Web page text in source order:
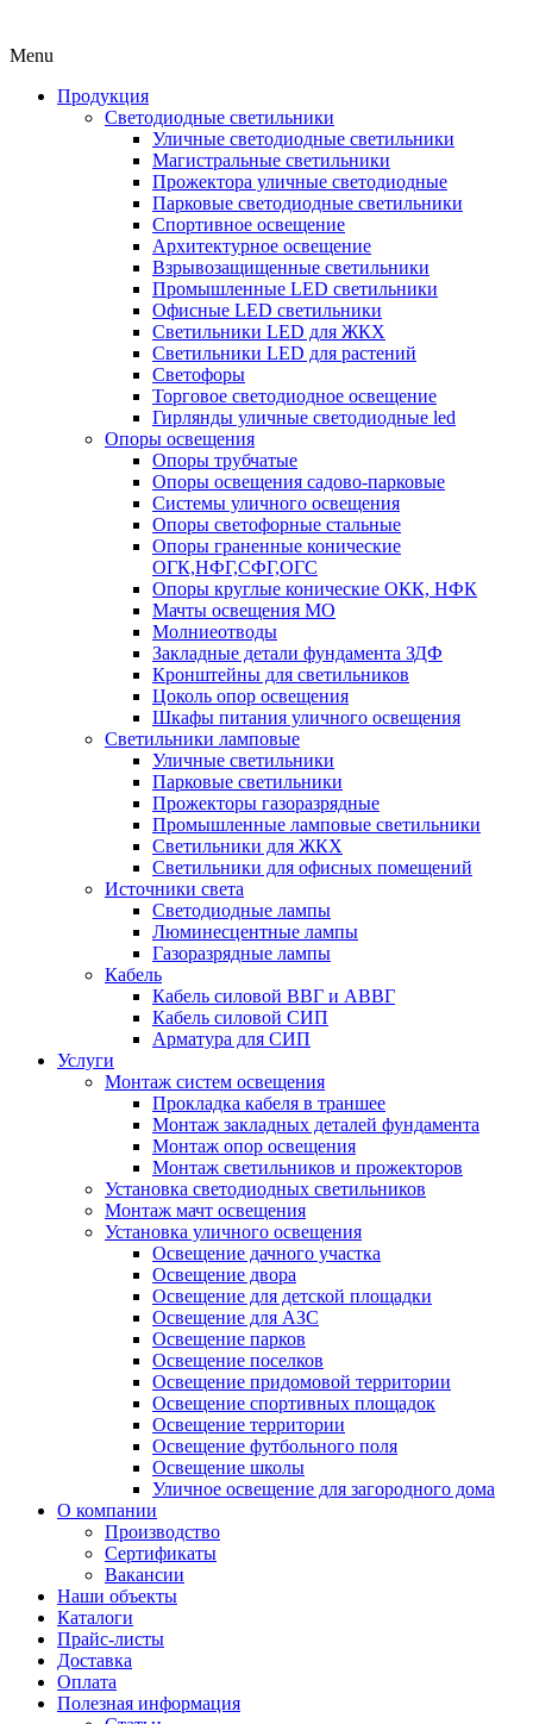
Menu
Продукция
Светодиодные светильники
Уличные светодиодные светильники
Магистральные светильники
Прожектора уличные светодиодные
Парковые светодиодные светильники
Спортивное освещение
Архитектурное освещение
Взрывозащищенные светильники
Промышленные LED светильники
Офисные LED светильники
Cветильники LED для ЖКХ
Светильники LED для растений
Светофоры
Торговое светодиодное освещение
Гирлянды уличные светодиодные led
Опоры освещения
Опоры трубчатые
Опоры освещения садово-парковые
Системы уличного освещения
Опоры светофорные стальные
Опоры граненные конические
ОГК,НФГ,СФГ,ОГС
Опоры круглые конические ОКК, НФК
Мачты освещения МО
Молниеотводы
Закладные детали фундамента ЗДФ
Кронштейны для светильников
Цоколь опор освещения
Шкафы питания уличного освещения
Светильники ламповые
Уличные светильники
Парковые светильники
Прожекторы газоразрядные
Промышленные ламповые светильники
Светильники для ЖКХ
Светильники для офисных помещений
Источники света
Светодиодные лампы
Люминесцентные лампы
Газоразрядные лампы
Кабель
Кабель силовой ВВГ и АВВГ
Кабель силовой СИП
Арматура для СИП
Услуги
Монтаж систем освещения
Прокладка кабеля в траншее
Монтаж закладных деталей фундамента
Монтаж опор освещения
Монтаж светильников и прожекторов
Установка светодиодных светильников
Монтаж мачт освещения
Установка уличного освещения
Освещение дачного участка
Освещение двора
Освещение для детской площадки
Освещение для АЗС
Освещение парков
Освещение поселков
Освещение придомовой территории
Освещение спортивных площадок
Освещение территории
Освещение футбольного поля
Освещение школы
Уличное освещение для загородного дома
О компании
Производство
Сертификаты
Вакансии
Наши объекты
Каталоги
Прайс-листы
Доставка
Оплата
Полезная информация